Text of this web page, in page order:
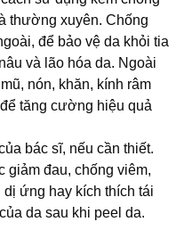
thường xuyên. Chống
để bảo vệ da khỏi tia
và lão hóa da. Ngoài
nón, khăn, kính râm
tăng cường hiệu quả
bác sĩ, nếu cần thiết.
giảm đau, chống viêm,
ứng hay kích thích tái
da sau khi peel da.